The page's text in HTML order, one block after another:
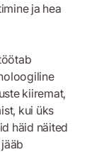
ja hea
kiiremat,
kui üks
häid näited